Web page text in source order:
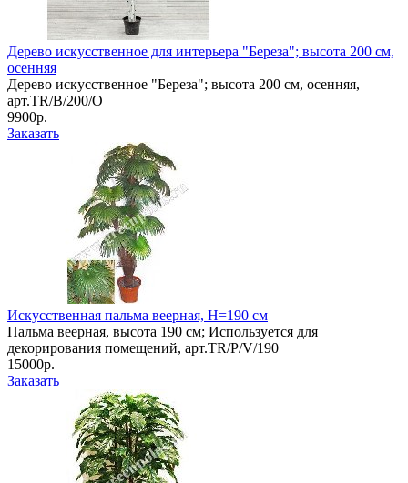
Дерево искусственное для интерьера "Береза"; высота 200 см,
осенняя
Дерево искусственное "Береза"; высота 200 см, осенняя,
арт.TR/B/200/O
9900р.
Заказать
Искусственная пальма веерная, Н=190 см
Пальма веерная, высота 190 см; Используется для
декорирования помещений, арт.TR/P/V/190
15000р.
Заказать